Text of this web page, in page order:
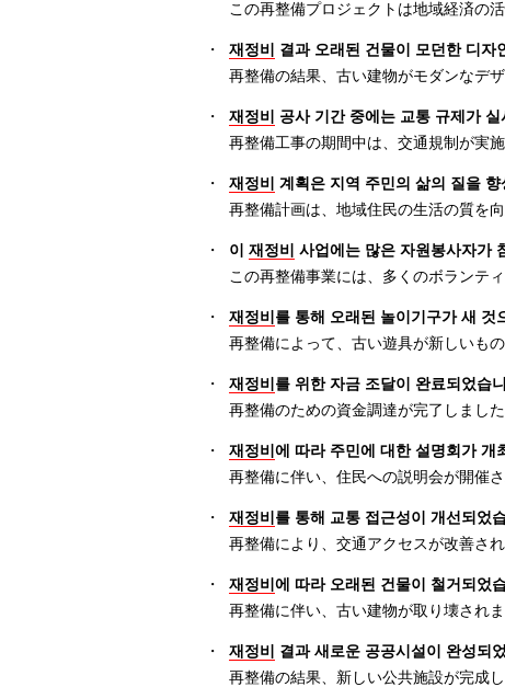
この再整備プロジェクトは地域経済の
・ 재정비
결과 오래된 건물이 모던한 디자
再整備の結果、古い建物がモダンなデ
・ 재정비
공사 기간 중에는 교통 규제가 실
再整備工事の期間中は、交通規制が実施
・ 재정비 계획은 지역 주민의 삶의 질을
再整備計画は、地域住民の生活の質を
・ 이 재정비 사업에는 많은 자원봉사자가
この再整備事業には、多くのボランテ
・ 재정비 를 통해 오래된 놀이기구가 새 것
再整備によって、古い遊具が新しいも
・ 재정비 를 위한 자금 조달이 완료되었습
再整備のための資金調達が完了しました
・ 재정비 에 따라 주민에 대한 설명회가 개
再整備に伴い、住民への説明会が開催さ
・ 재정비 를 통해 교통 접근성이 개선되었
再整備により、交通アクセスが改善され
・ 재정비 에 따라 오래된 건물이 철거되었
再整備に伴い、古い建物が取り壊されま
・ 재정비
결과 새로운 공공시설이 완성되
再整備の結果、新しい公共施設が完成し